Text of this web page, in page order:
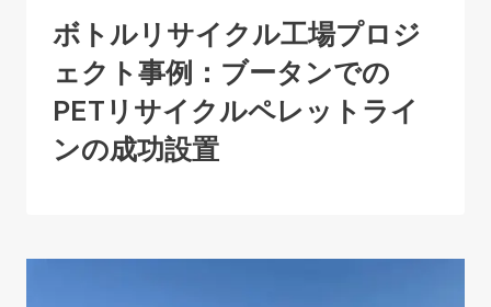
ボトルリサイクル工場プロジ
ェクト事例：ブータンでの
PETリサイクルペレットライ
ンの成功設置